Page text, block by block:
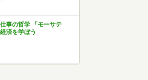
事の哲学 「モーサテ
済を学ぼう